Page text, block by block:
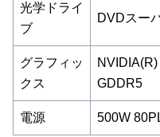
光学ドライ
ブ
DVDスー
グラフィッ
クス
GDDR5
電源 500W